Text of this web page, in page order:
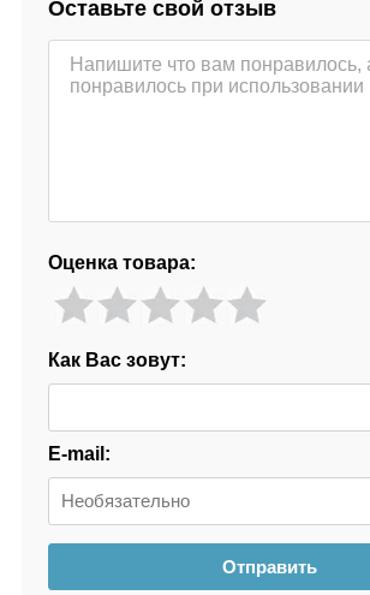
Оставьте свой отзыв
Оценка товара:
Как Вас зовут:
E-mail:
Отправить